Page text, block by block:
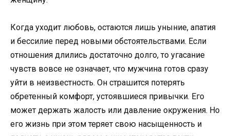
Когда уходит любовь, остаются лишь уныние, апатия
и бессилие перед новыми обстоятельствами. Если
отношения длились достаточно долго, то угасание
чувств вовсе не означает, что мужчина готов сразу
уйти в неизвестность. Он страшится потерять
обретенный комфорт, устоявшиеся привычки. Его
может держать жалость или давление окружения. Но
его жизнь при этом теряет свою насыщенность и